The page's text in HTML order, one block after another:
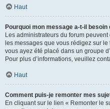
Haut
Pourquoi mon message a-t-il besoin
Les administrateurs du forum
les messages que vous rédigez sur
vous ayez été placé dans un groupe
Pour plus d’informations, veuillez
Haut
Comment puis-je remonter mes
En cliquant sur le lien « Remonter le